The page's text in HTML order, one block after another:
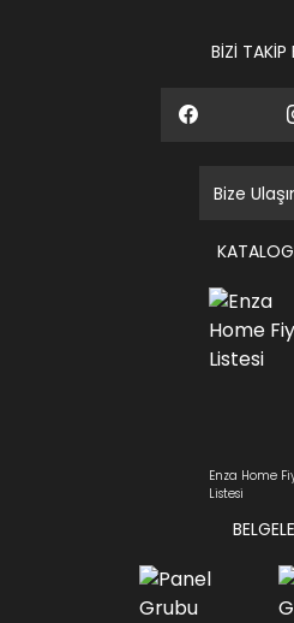
BİZİ TAKİP
Bize
Enza Home
Listesi